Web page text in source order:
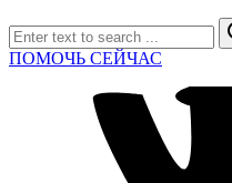
Search
ПОМОЧЬ СЕЙЧАС